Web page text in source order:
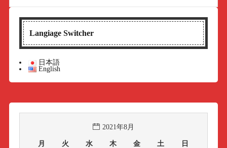
Langiage Switcher
日本語
English
2021年8月
月 火 水 木 金 土 日